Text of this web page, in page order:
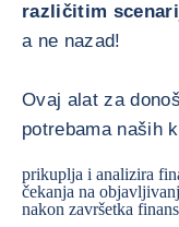
različitim
a ne nazad!
Ovaj alat za
potrebama naših
prikuplja i analizira
čekanja na
nakon završetka